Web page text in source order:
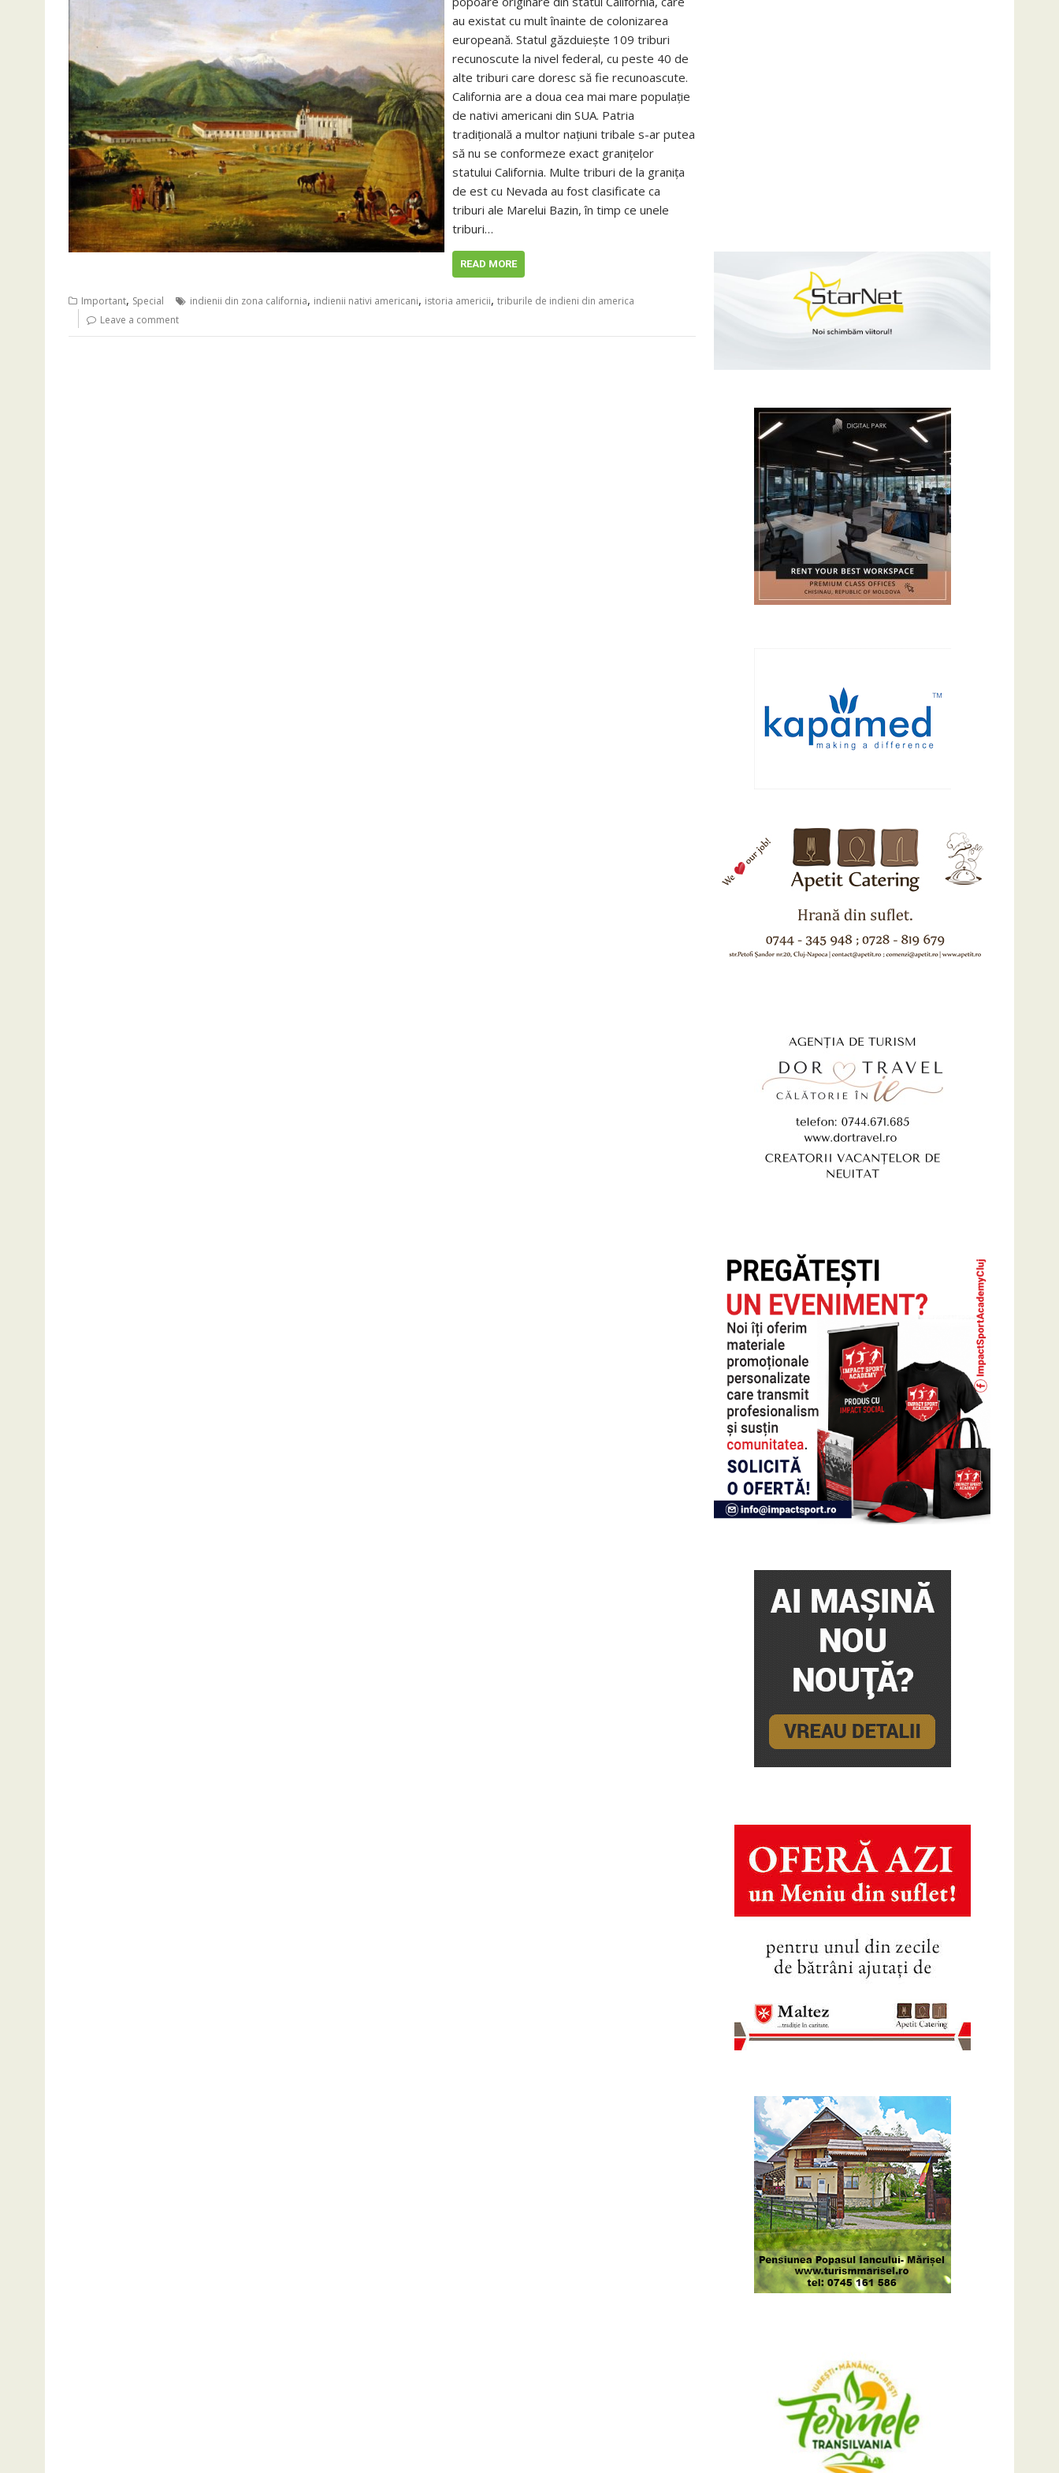
au existat cu mult înainte de colonizarea
europeană. Statul găzduiește 109 triburi
recunoscute la nivel federal, cu peste 40 de
alte triburi care doresc să fie recunoascute.
California are a doua cea mai mare populație
de nativi americani din SUA. Patria
tradițională a multor națiuni tribale s-ar putea
să nu se conformeze exact granițelor
statului California. Multe triburi de la granița
de est cu Nevada au fost clasificate ca
triburi ale Marelui Bazin, în timp ce unele
triburi…
READ MORE
Important, Special indienii din zona california, indienii nativi americani, istoria americii, triburile de indieni din america
Leave a comment